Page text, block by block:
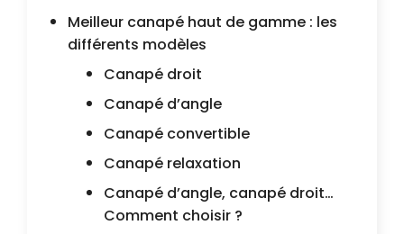
Meilleur canapé haut de gamme : les
différents modèles
Canapé droit
Canapé d’angle
Canapé convertible
Canapé relaxation
Canapé d’angle, canapé droit…
Comment choisir ?